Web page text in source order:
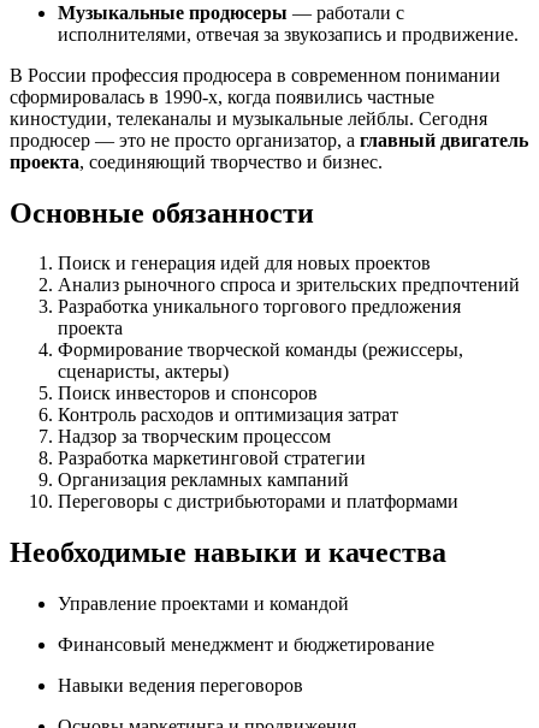
Музыкальные продюсеры — работали с
исполнителями, отвечая за звукозапись и продвижение.
В России профессия продюсера в современном понимании
сформировалась в 1990-х, когда появились частные
киностудии, телеканалы и музыкальные лейблы. Сегодня
продюсер — это не просто организатор, а главный двигатель
проекта, соединяющий творчество и бизнес.
Основные обязанности
Поиск и генерация идей для новых проектов
Анализ рыночного спроса и зрительских предпочтений
Разработка уникального торгового предложения
проекта
Формирование творческой команды (режиссеры,
сценаристы, актеры)
Поиск инвесторов и спонсоров
Контроль расходов и оптимизация затрат
Надзор за творческим процессом
Разработка маркетинговой стратегии
Организация рекламных кампаний
Переговоры с дистрибьюторами и платформами
Необходимые навыки и качества
Управление проектами и командой
Финансовый менеджмент и бюджетирование
Навыки ведения переговоров